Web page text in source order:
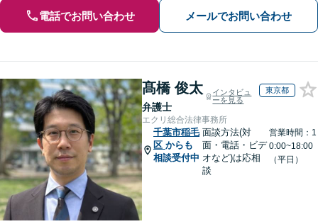
電話でお問い合わせ メールでお問い合わせ
髙橋 俊太
弁護士
インタビュ
ーを見る
東京都
エクリ総合法律事務所
千葉市稲毛
区 からも
相談受付中
面談方法(対
面・電話・ビデ
オなど)は応相
談
営業時間：1
0:00~18:00
（平日）